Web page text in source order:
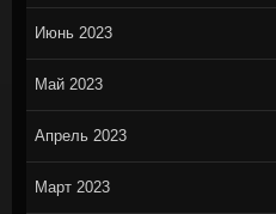
Июнь 2023
Май 2023
Апрель 2023
Март 2023